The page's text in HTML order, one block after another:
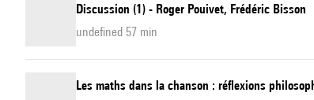
Discussion (1) - Roger Pouivet, Frédéric Bisson
undefined 57 min
Les maths dans la chanson : réflexions